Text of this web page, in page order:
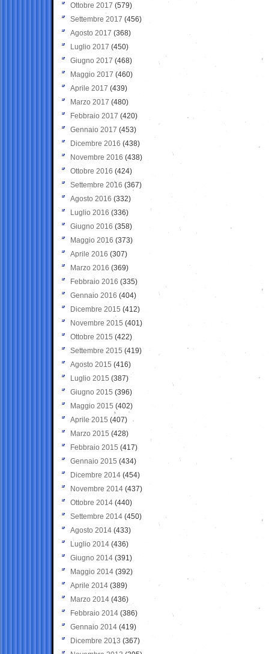
Ottobre 2017 (579)
Settembre 2017 (456)
Agosto 2017 (368)
Luglio 2017 (450)
Giugno 2017 (468)
Maggio 2017 (460)
Aprile 2017 (439)
Marzo 2017 (480)
Febbraio 2017 (420)
Gennaio 2017 (453)
Dicembre 2016 (438)
Novembre 2016 (438)
Ottobre 2016 (424)
Settembre 2016 (367)
Agosto 2016 (332)
Luglio 2016 (336)
Giugno 2016 (358)
Maggio 2016 (373)
Aprile 2016 (307)
Marzo 2016 (369)
Febbraio 2016 (335)
Gennaio 2016 (404)
Dicembre 2015 (412)
Novembre 2015 (401)
Ottobre 2015 (422)
Settembre 2015 (419)
Agosto 2015 (416)
Luglio 2015 (387)
Giugno 2015 (396)
Maggio 2015 (402)
Aprile 2015 (407)
Marzo 2015 (428)
Febbraio 2015 (417)
Gennaio 2015 (434)
Dicembre 2014 (454)
Novembre 2014 (437)
Ottobre 2014 (440)
Settembre 2014 (450)
Agosto 2014 (433)
Luglio 2014 (436)
Giugno 2014 (391)
Maggio 2014 (392)
Aprile 2014 (389)
Marzo 2014 (436)
Febbraio 2014 (386)
Gennaio 2014 (419)
Dicembre 2013 (367)